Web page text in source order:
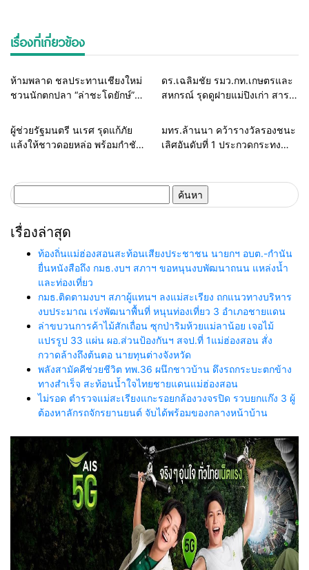
เรื่องที่เกี่ยวข้อง
รอบรั้วทั่วไทย
ห้ามพลาด ชลประทานเชียงใหม่
ชวนนักตกปลา “ล่าชะโดยักษ์”
หลวง
รอบรั้วทั่วไทย
ดร.เฉลิมชัย รมว.กท.เกษตรและ
สหกรณ์ รุดดูฝายแม่ปิงเก่า สารภี
น้ำป้องกันไฟป่าหมอกควัน
รอบรั้วทั่วไทย
ผู้ช่วยรัฐมนตรี นเรศ รุดแก้ภัย
แล้งให้ชาวดอยหล่อ พร้อมกำชับ
รอบรั้วทั่วไทย
มทร.ล้านนา คว้ารางวัลรองชนะ
เลิศอันดับที่ 1 ประกวดกระทง
สำหรับ:
เรื่องล่าสุด
ท้องถิ่นแม่ฮ่องสอนสะท้อนเสียงประชาชน นายกฯ อบต.-กำนัน
ยื่นหนังสือถึง กมธ.งบฯ สภาฯ ขอหนุนงบพัฒนาถนน แหล่งน้ำ
และท่องเที่ยว
กมธ.ติดตามงบฯ สภาผู้แทนฯ ลงแม่สะเรียง ถกแนวทางบริหาร
งบประมาณ เร่งพัฒนาพื้นที่ หนุนท่องเที่ยว 3 อำเภอชายแดน
ล่าขบวนการค้าไม้สักเถื่อน ซุกป่าริมห้วยแม่ลาน้อย เจอไม้
แปรรูป 33 แผ่น ผอ.ส่วนป้องกันฯ สจป.ที่ 1แม่ฮ่องสอน สั่ง
กวาดล้างถึงต้นตอ นายทุนต่างจังหวัด
พลังสามัคคีช่วยชีวิต ทพ.36 ผนึกชาวบ้าน ดึงรถกระบะตกข้าง
ทางสำเร็จ สะท้อนน้ำใจไทยชายแดนแม่ฮ่องสอน
ไม่รอด ตำรวจแม่สะเรียงแกะรอยกล้องวงจรปิด รวบยกแก๊ง 3 ผู้
ต้องหาลักรถจักรยานยนต์ จับได้พร้อมของกลางหน้าบ้าน